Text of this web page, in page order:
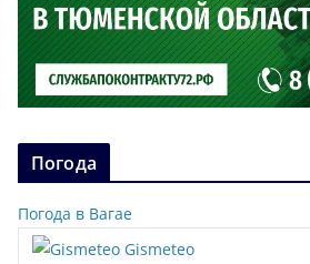
Погода
Погода в Вагае
Gismeteo